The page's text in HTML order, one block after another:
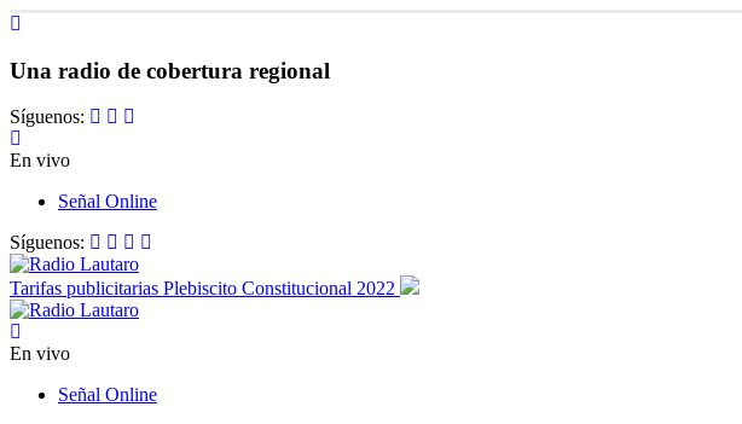
Una radio de cobertura regional
Síguenos:
En vivo
Señal Online
Síguenos:
Tarifas publicitarias Plebiscito Constitucional 2022
En vivo
Señal Online